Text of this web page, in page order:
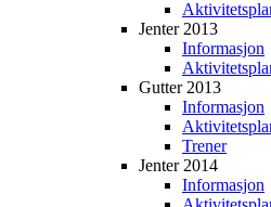
Jenter 2013
Informasjon
Gutter 2013
Informasjon
Trener
Jenter 2014
Informasjon